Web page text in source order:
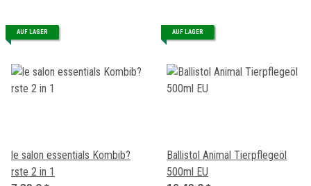
AUF LAGER
le salon essentials Kombib?
rste 2 in 1
AUF LAGER
Ballistol Animal Tierpflegeöl
500ml EU